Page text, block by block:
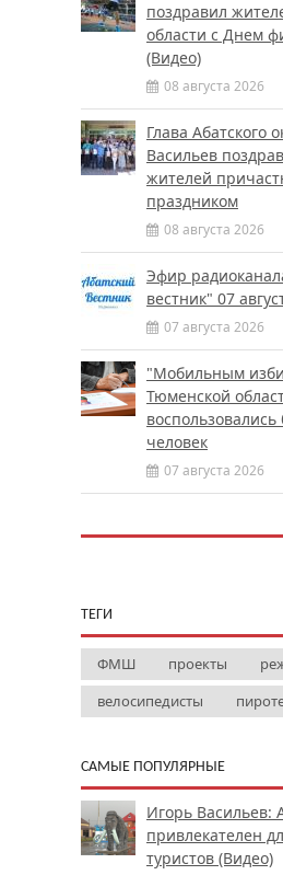
поздравил
области с Днем
(Видео)
08 августа 2026
Глава Абатского
Васильев
жителей
праздником
08 августа 2026
Эфир
вестник" 07
07 августа 2026
"Мобильным
Тюменской
человек
07 августа 2026
ТЕГИ
ФМШ проекты
велосипедисты
САМЫЕ ПОПУЛЯРНЫЕ
Игорь Васильев:
привлекателен
туристов (Видео)